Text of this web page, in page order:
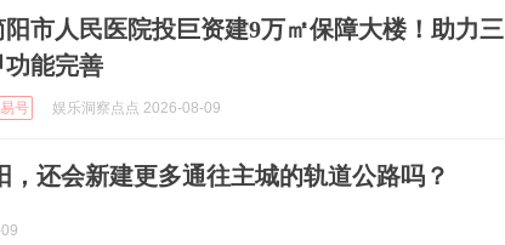
阳市人民医院投巨资建9万㎡保障大楼！助力三
功能完善
号 娱乐洞察点点 2026-08-09
，还会新建更多通往主城的轨道公路吗？